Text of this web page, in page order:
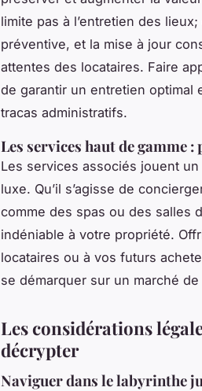
limite pas à l’entretien des
préventive, et la mise à jour
attentes des locataires. Faire
de garantir un entretien optimal
tracas administratifs.
Les services haut de gamme
Les services associés jouent un
luxe. Qu’il s’agisse de
comme des spas ou des salles
indéniable à votre propriété.
locataires ou à vos futurs
se démarquer sur un marché
Les considérations
décrypter
Naviguer dans le labyrinthe